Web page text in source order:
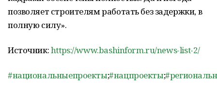
позволяет строителям работать без задержки, в
полную силу».
Источник:https://www.bashinform.ru/news-list-2/
#национальныепроекты;#нацпроекты;